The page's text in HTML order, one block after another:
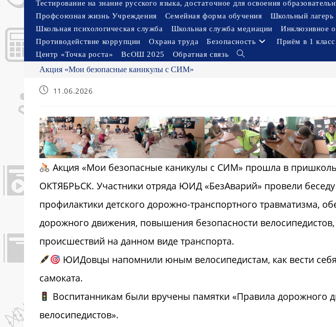
Тестирование на знание русского языка, достаточное для освоения
Профсоюзная жизнь Учреждения
Семейная форма обучения Школьный лагерь
Школьная психологическая служба
Школьная служба медиации Инклюзивное
Противодействие коррупции
Охрана труда Безопасность Приём в 1 класс
Центр «Точка роста»
ВсОШ 2025 Обратная связь
Переключить
Акция «Мои безопасные каникулы с СИМ»
Запись11.06.2026
Акция «Мои безопасные каникулы с СИМ» прошла в
ОКТЯБРЬСК. Участники отряда ЮИД «БезАварий» провели
профилактики детского дорожно-транспортного травматизма,
дорожного движения, повышения безопасности
происшествий на данном виде транспорта.
ЮИДовцы напомнили юным велосипедистам, как вести
самоката.
Воспитанникам были вручены памятки «Правила дорожного
велосипедистов».